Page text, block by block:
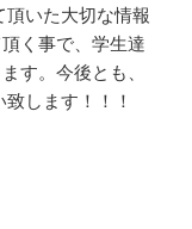
頂いた大切な情報
く事で、学生達
す。今後とも、
します！！！